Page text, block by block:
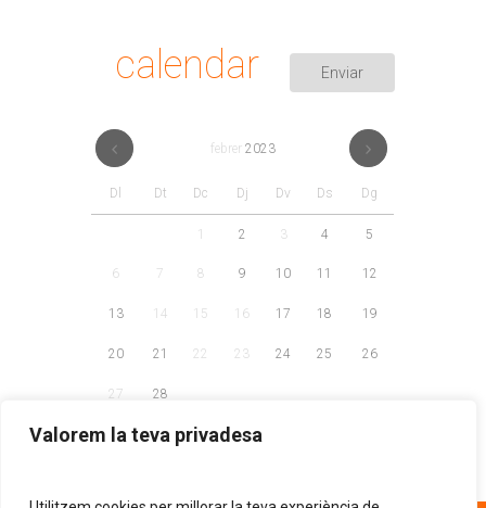
Valorem la teva privadesa
calendar
febrer 2023
Dl Dt Dc Dj Dv Ds Dg
1 2 3 4 5
6 7 8 9 10 11 12
13 14 15 16 17 18 19
20 21 22 23 24 25 26
27 28